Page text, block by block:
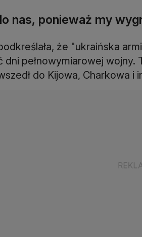
nas, ponieważ my
że "ukraińska
dni pełnowymiarowej wojny.
do Kijowa, Charkowa i